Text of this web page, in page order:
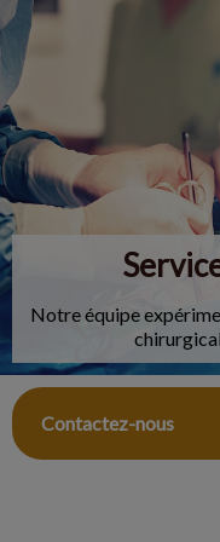
Notre équipe
Contactez-nous